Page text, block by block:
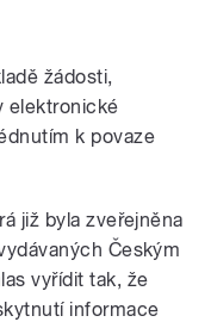
žádosti,
elektronické
k povaze
již byla zveřejněna
Českým
vyřídit tak, že
informace